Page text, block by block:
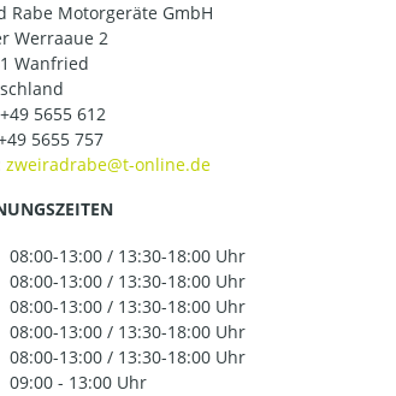
Rabe Motorgeräte GmbH
Werraaue 2
Wanfried
+49 5655 612
5655 757
08:00-13:00 / 13:30-18:00 Uhr
08:00-13:00 / 13:30-18:00 Uhr
08:00-13:00 / 13:30-18:00 Uhr
08:00-13:00 / 13:30-18:00 Uhr
08:00-13:00 / 13:30-18:00 Uhr
09:00 - 13:00 Uhr